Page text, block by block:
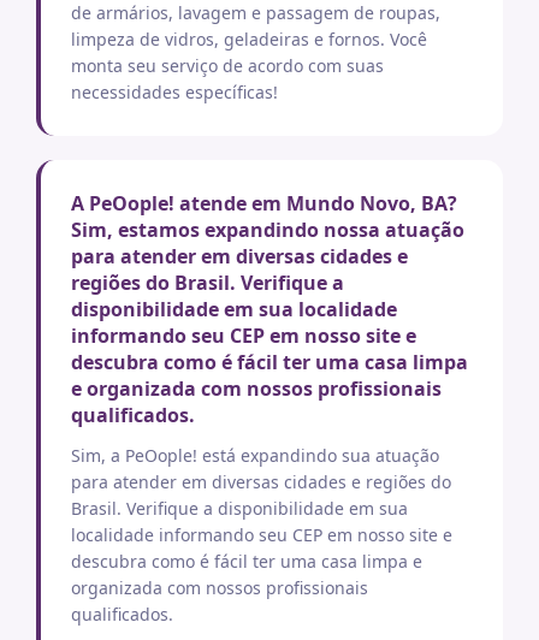
de armários, lavagem e passagem de roupas,
limpeza de vidros, geladeiras e fornos. Você
monta seu serviço de acordo com suas
necessidades específicas!
A PeOople! atende em Mundo Novo, BA?
Sim, estamos expandindo nossa atuação
para atender em diversas cidades e
regiões do Brasil. Verifique a
disponibilidade em sua localidade
informando seu CEP em nosso site e
descubra como é fácil ter uma casa limpa
e organizada com nossos profissionais
qualificados.
Sim, a PeOople! está expandindo sua atuação
para atender em diversas cidades e regiões do
Brasil. Verifique a disponibilidade em sua
localidade informando seu CEP em nosso site e
descubra como é fácil ter uma casa limpa e
organizada com nossos profissionais
qualificados.